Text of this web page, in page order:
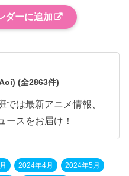
ダーに追加
(全2863件)
では最新アニメ情報、
ースをお届け！
2024年4月 2024年5月